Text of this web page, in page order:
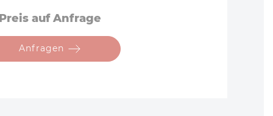
Preis auf Anfrage
Anfragen